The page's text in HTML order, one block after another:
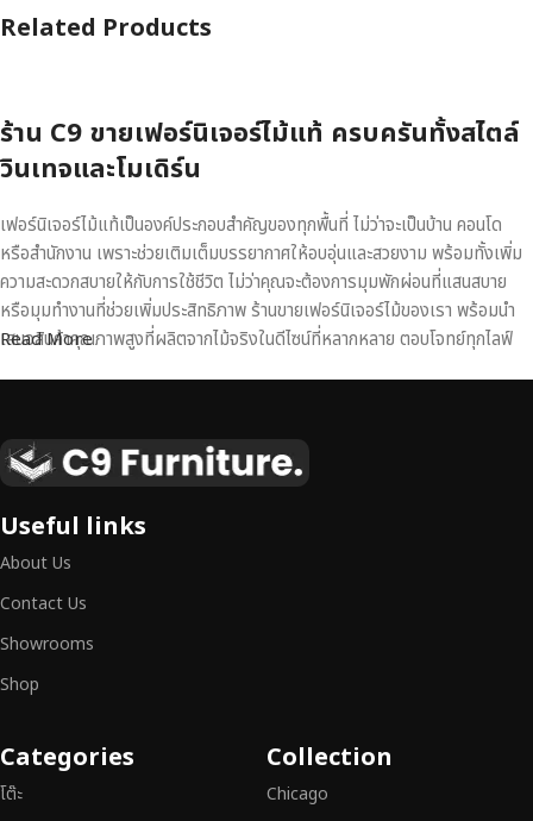
Related Products
ร้าน C9 ขายเฟอร์นิเจอร์ไม้แท้ ครบครันทั้งสไตล์
วินเทจและโมเดิร์น
เฟอร์นิเจอร์ไม้แท้เป็นองค์ประกอบสำคัญของทุกพื้นที่ ไม่ว่าจะเป็นบ้าน คอนโด
หรือสำนักงาน เพราะช่วยเติมเต็มบรรยากาศให้อบอุ่นและสวยงาม พร้อมทั้งเพิ่ม
ความสะดวกสบายให้กับการใช้ชีวิต ไม่ว่าคุณจะต้องการมุมพักผ่อนที่แสนสบาย
หรือมุมทำงานที่ช่วยเพิ่มประสิทธิภาพ ร้านขายเฟอร์นิเจอร์ไม้ของเรา พร้อมนำ
เสนอสินค้าคุณภาพสูงที่ผลิตจากไม้จริงในดีไซน์ที่หลากหลาย ตอบโจทย์ทุกไลฟ์
เหนือระดับ
เฟอร์นิเจอร์ไม้ไม่ใช่เพียงของตกแต่ง แต่เป็นงานศิลปะที่สะท้อนถึงรสนิยมและ
สามารถผสานความสวยงาม ความแข็งแรง และการใช้งานที่ตอบโจทย์ทุกความ
ต้องการได้อย่างลงตัว เฟอร์นิเจอร์ทุกชิ้นของเราผลิตจากวัสดุคุณภาพสูง ผ่าน
การตรวจสอบมาตรฐานอย่างเคร่งครัด
สิก และการใช้งานที่ยาวนาน
ประกันคุณภาพและการบริการที่ดีที่สุด
Read More
Useful links
About Us
Contact Us
Showrooms
Shop
Categories
โต๊ะ
Collection
Chicago